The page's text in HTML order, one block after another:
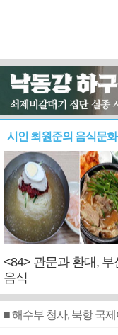
시인 최원준의 음식문
<84> 관문과 환대, 부
음식
■ 해수부 청사, 북항 국